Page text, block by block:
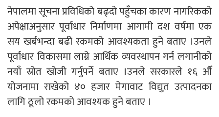
नेपालमा सूचना प्रविधिको बढ्दो पहुँचका कारण नागरिकको
अपेक्षाअनुसार पूर्वाधार निर्माणमा आगामी दश वर्षमा एक
सय खर्बभन्दा बढी रकमको आवश्यकता हुने बताए ।उनले
पूर्वाधार विकासमा लाग्ने आर्थिक व्यवस्थापन गर्न लगानीको
नयाँ स्रोत खोजी गर्नुपर्ने बताए ।उनले सरकारले १६ औँ
योजनामा राखेको ४० हजार मेगावाट विद्युत उत्पादनका
लागि ठूलो रकमको आवश्यक हुने बताए ।